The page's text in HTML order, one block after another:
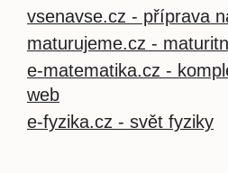
vsenavse.cz - příprava
maturujeme.cz -
e-matematika.cz -
web
e-fyzika.cz - svět fyziky